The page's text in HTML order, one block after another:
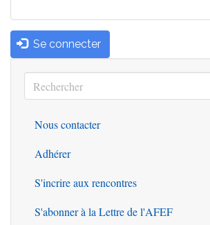
Se connecter
Rechercher
Rechercher
Outils
Nous contacter
Adhérer
S'incrire aux rencontres
S'abonner à la Lettre de l'AFEF